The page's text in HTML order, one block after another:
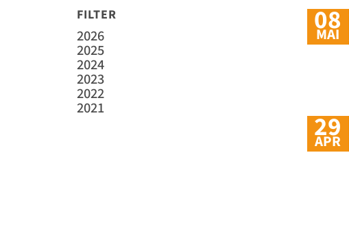
FILTER
2026
2025
2024
2023
2022
2021
08
MAI
29
APR